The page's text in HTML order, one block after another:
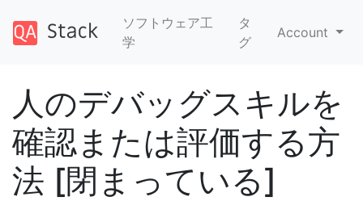
ソフトウェア工
学
タ
グ
Account
人のデバッグスキルを
確認または評価する方
法 [閉まっている]